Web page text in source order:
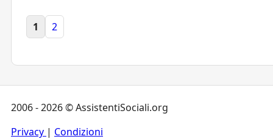
1 2
2006 - 2026 © AssistentiSociali.org
Privacy | Condizioni